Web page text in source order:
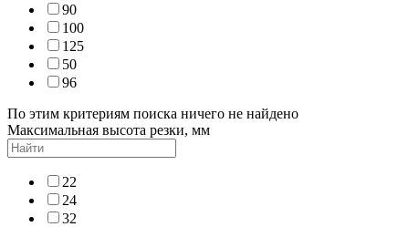
90
100
125
50
96
По этим критериям поиска ничего не найдено
Максимальная высота резки, мм
22
24
32